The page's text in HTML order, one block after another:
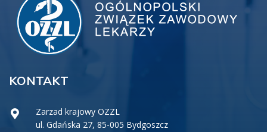
KONTAKT
Zarzad krajowy OZZL
ul. Gdańska 27, 85-005 Bydgoszcz